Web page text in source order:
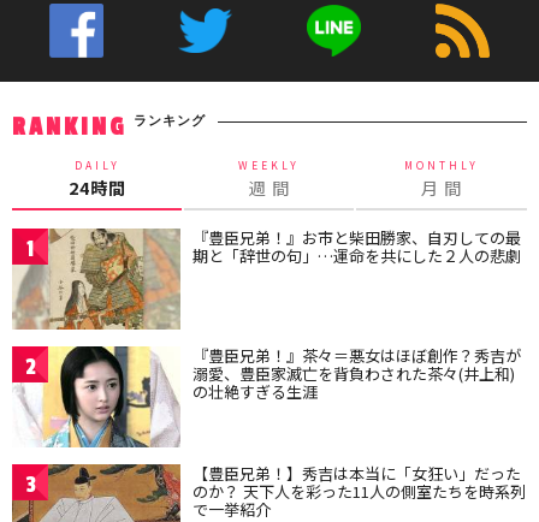
RANKING ランキング
DAILY
24時間
WEEKLY
週 間
MONTHLY
月 間
1 『豊臣兄弟！』お市と柴田勝家、自刃しての最
期と「辞世の句」…運命を共にした２人の悲劇
2 『豊臣兄弟！』茶々＝悪女はほぼ創作？秀吉が
溺愛、豊臣家滅亡を背負わされた茶々(井上和)
の壮絶すぎる生涯
3 【豊臣兄弟！】秀吉は本当に「女狂い」だった
のか？ 天下人を彩った11人の側室たちを時系列
で一挙紹介